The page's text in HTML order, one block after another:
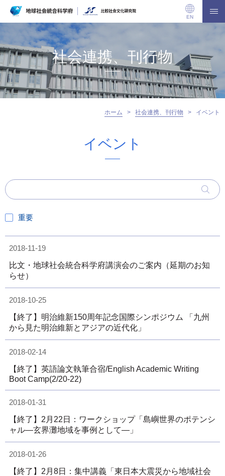
EN
社会連携、刊行物
ホーム > 社会連携、刊行物 > イベント
イベント
重要
2018-11-19
比文・地球社会統合科学府講演会のご案内（延期のお知
らせ）
2018-10-25
【終了】明治維新150周年記念国際シンポジウム 「九州
から見た明治維新とアジアの近代化」
2018-02-14
【終了】英語論文執筆合宿/English Academic Writing
Boot Camp(2/20-22)
2018-01-31
【終了】2月22日：ワークショップ「島嶼世界のポテンシ
ャル―玄界灘地域を事例として―」
2018-01-26
【終了】2月8日：集中講義「東日本大震災から地域社会